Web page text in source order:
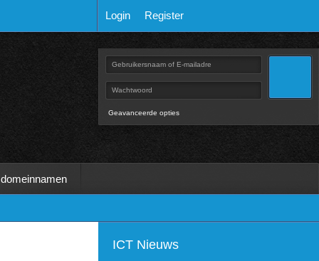
Login Register
Geavanceerde opties
ICT Nieuws